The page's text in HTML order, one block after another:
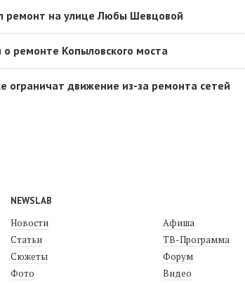
ремонт на улице Любы Шевцовой
о ремонте Копыловского моста
ограничат движение из-за ремонта сетей
NEWSLAB
Новости
Статьи
Сюжеты
Фото
Афиша
ТВ-Программа
Форум
Видео